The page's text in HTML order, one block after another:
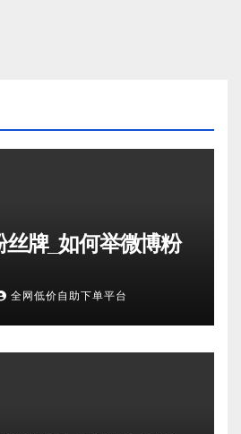
牌_如何举微博粉
全网低价自助下单平台